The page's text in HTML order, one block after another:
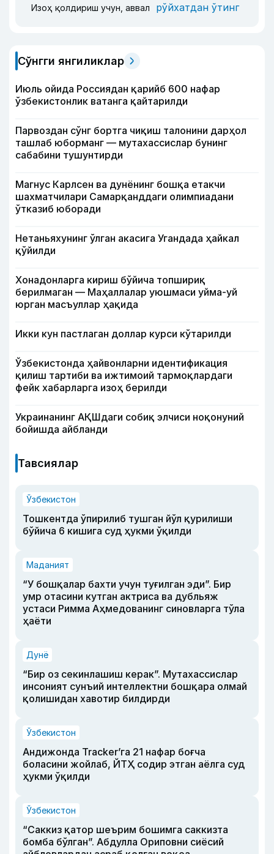
Изоҳ қолдириш учун, аввал рўйхатдан ўтинг
Сўнгги янгиликлар
Июль ойида Россиядан қарийб 600 нафар
ўзбекистонлик ватанга қайтарилди
Парвоздан сўнг бортга чиқиш талонини дарҳол
ташлаб юборманг — мутахассислар бунинг
сабабини тушунтирди
Магнус Карлсен ва дунёнинг бошқа етакчи
шахматчилари Самарқанддаги олимпиадани
ўтказиб юборади
Нетаньяхунинг ўлган акасига Угандада ҳайкал
қўйилди
Хонадонларга кириш бўйича топшириқ
берилмаган — Маҳаллалар уюшмаси уйма-уй
юрган масъуллар ҳақида
Икки кун пастлаган доллар курси кўтарилди
Ўзбекистонда ҳайвонларни идентификация
қилиш тартиби ва ижтимоий тармоқлардаги
фейк хабарларга изоҳ берилди
Украинанинг АҚШдаги собиқ элчиси ноқонуний
бойишда айбланди
Тавсиялар
Ўзбекистон
Тошкентда ўпирилиб тушган йўл қурилиши
бўйича 6 кишига суд ҳукми ўқилди
Маданият
“У бошқалар бахти учун туғилган эди”. Бир
умр отасини кутган актриса ва дубльяж
устаси Римма Аҳмедованинг синовларга тўла
ҳаёти
Дунё
“Бир оз секинлашиш керак”. Мутахассислар
инсоният сунъий интеллектни бошқара олмай
қолишидан хавотир билдирди
Ўзбекистон
Андижонда Tracker’га 21 нафар боғча
боласини жойлаб, ЙТҲ содир этган аёлга суд
ҳукми ўқилди
Ўзбекистон
“Саккиз қатор шеърим бошимга саккизта
бомба бўлган”. Абдулла Ориповни сиёсий